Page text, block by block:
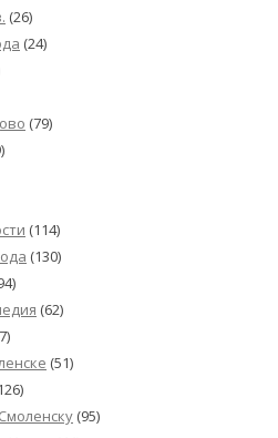
(26)
(24)
(79)
(114)
(130)
(62)
(51)
(95)